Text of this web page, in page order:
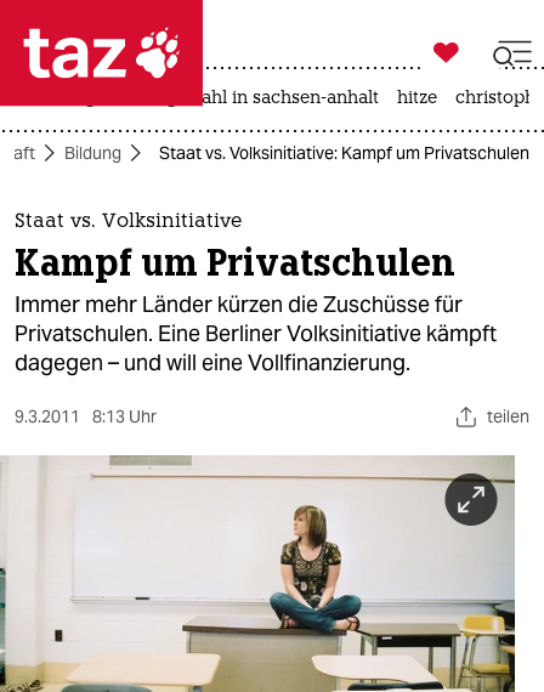
 taz zahl ich
taz zahl ich
themen
politik
öko
gesellschaft
wahrheit

taz zahl ich
landtagswahl in sachsen-anhalt hitze
Bildung Staat vs. Volksinitiative: Kampf um Privatschulen
Staat vs. Volksinitiative
Kampf um Privatschulen
Immer mehr Länder kürzen die Zuschüsse für
Privatschulen. Eine Berliner Volksinitiative kämpft
dagegen – und will eine Vollfinanzierung.
9.3.2011 8:13 Uhr teilen